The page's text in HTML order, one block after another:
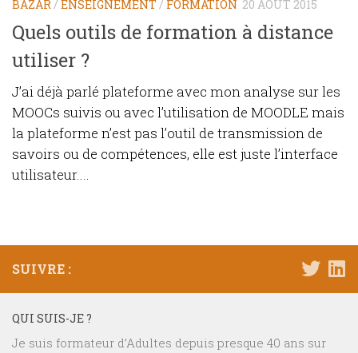
BAZAR/ ENSEIGNEMENT / FORMATION 20 AOÛT 2015
Quels outils de formation à distance
utiliser ?
J’ai déjà parlé plateforme avec mon analyse sur les
MOOCs suivis ou avec l’utilisation de MOODLE mais
la plateforme n’est pas l’outil de transmission de
savoirs ou de compétences, elle est juste l’interface
utilisateur....
SUIVRE :
QUI SUIS-JE ?
Je suis formateur d’Adultes depuis presque 40 ans sur